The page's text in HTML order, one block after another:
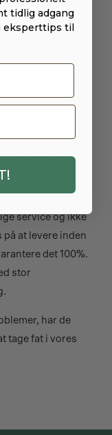
automatisk ved
service og ikke
at levere inden
det 100%.
stor
har de
tage fat i vores
tidlig adgang
eksperttips til